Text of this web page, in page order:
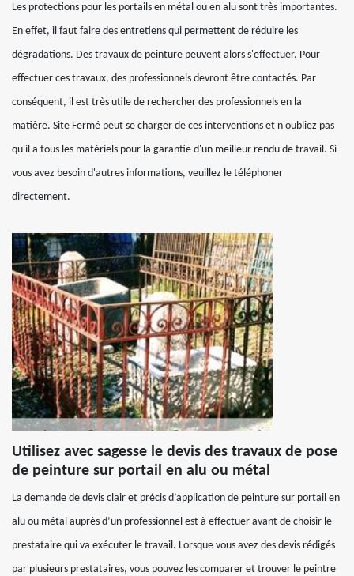
Les protections pour les portails en métal ou en alu sont très importantes.
En effet, il faut faire des entretiens qui permettent de réduire les
dégradations. Des travaux de peinture peuvent alors s'effectuer. Pour
effectuer ces travaux, des professionnels devront être contactés. Par
conséquent, il est très utile de rechercher des professionnels en la
matière. Site Fermé peut se charger de ces interventions et n'oubliez pas
qu'il a tous les matériels pour la garantie d'un meilleur rendu de travail. Si
vous avez besoin d'autres informations, veuillez le téléphoner
directement.
Utilisez avec sagesse le devis des travaux de pose
de peinture sur portail en alu ou métal
La demande de devis clair et précis d’application de peinture sur portail en
alu ou métal auprès d’un professionnel est à effectuer avant de choisir le
prestataire qui va exécuter le travail. Lorsque vous avez des devis rédigés
par plusieurs prestataires, vous pouvez les comparer et trouver le peintre